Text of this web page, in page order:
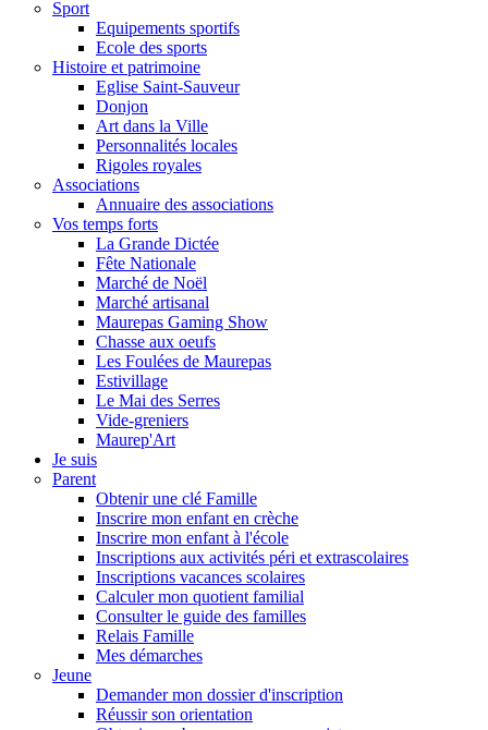
Sport
Equipements sportifs
Ecole des sports
Histoire et patrimoine
Eglise Saint-Sauveur
Donjon
Art dans la Ville
Personnalités locales
Rigoles royales
Associations
Annuaire des associations
Vos temps forts
La Grande Dictée
Fête Nationale
Marché de Noël
Marché artisanal
Maurepas Gaming Show
Chasse aux oeufs
Les Foulées de Maurepas
Estivillage
Le Mai des Serres
Vide-greniers
Maurep'Art
Je suis
Parent
Obtenir une clé Famille
Inscrire mon enfant en crèche
Inscrire mon enfant à l'école
Inscriptions aux activités péri et extrascolaires
Inscriptions vacances scolaires
Calculer mon quotient familial
Consulter le guide des familles
Relais Famille
Mes démarches
Jeune
Demander mon dossier d'inscription
Réussir son orientation